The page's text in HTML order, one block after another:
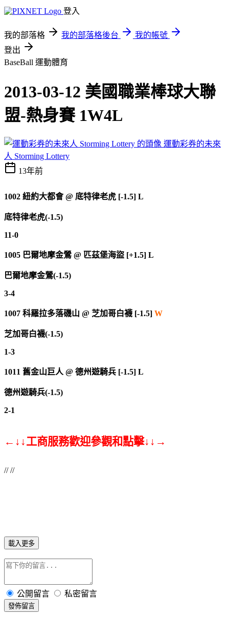
登入
我的部落格 我的部落格後台
我的帳號
登出
BaseBall 運動體育
2013-03-12 美國職業棒球大聯
盟-熱身賽 1W4L
運動彩券的未來
人 Storming Lottery
13年前
1002 紐約大都會@ 底特律老虎 [-1.5] L
底特律老虎(-1.5)
11-0
1005 巴爾地摩金鶯 @ 匹茲堡海盜 [+1.5] L
巴爾地摩金鶯(-1.5)
3-4
1007 科羅拉多落磯山 @ 芝加哥白襪 [-1.5] W
芝加哥白襪(-1.5)
1-3
1011 舊金山巨人 @ 德州遊騎兵 [-1.5] L
德州遊騎兵(-1.5)
2-1
←↓↓工商服務歡迎參觀和點擊↓↓→
// //
載入更多
公開留言 私密留言
發佈留言